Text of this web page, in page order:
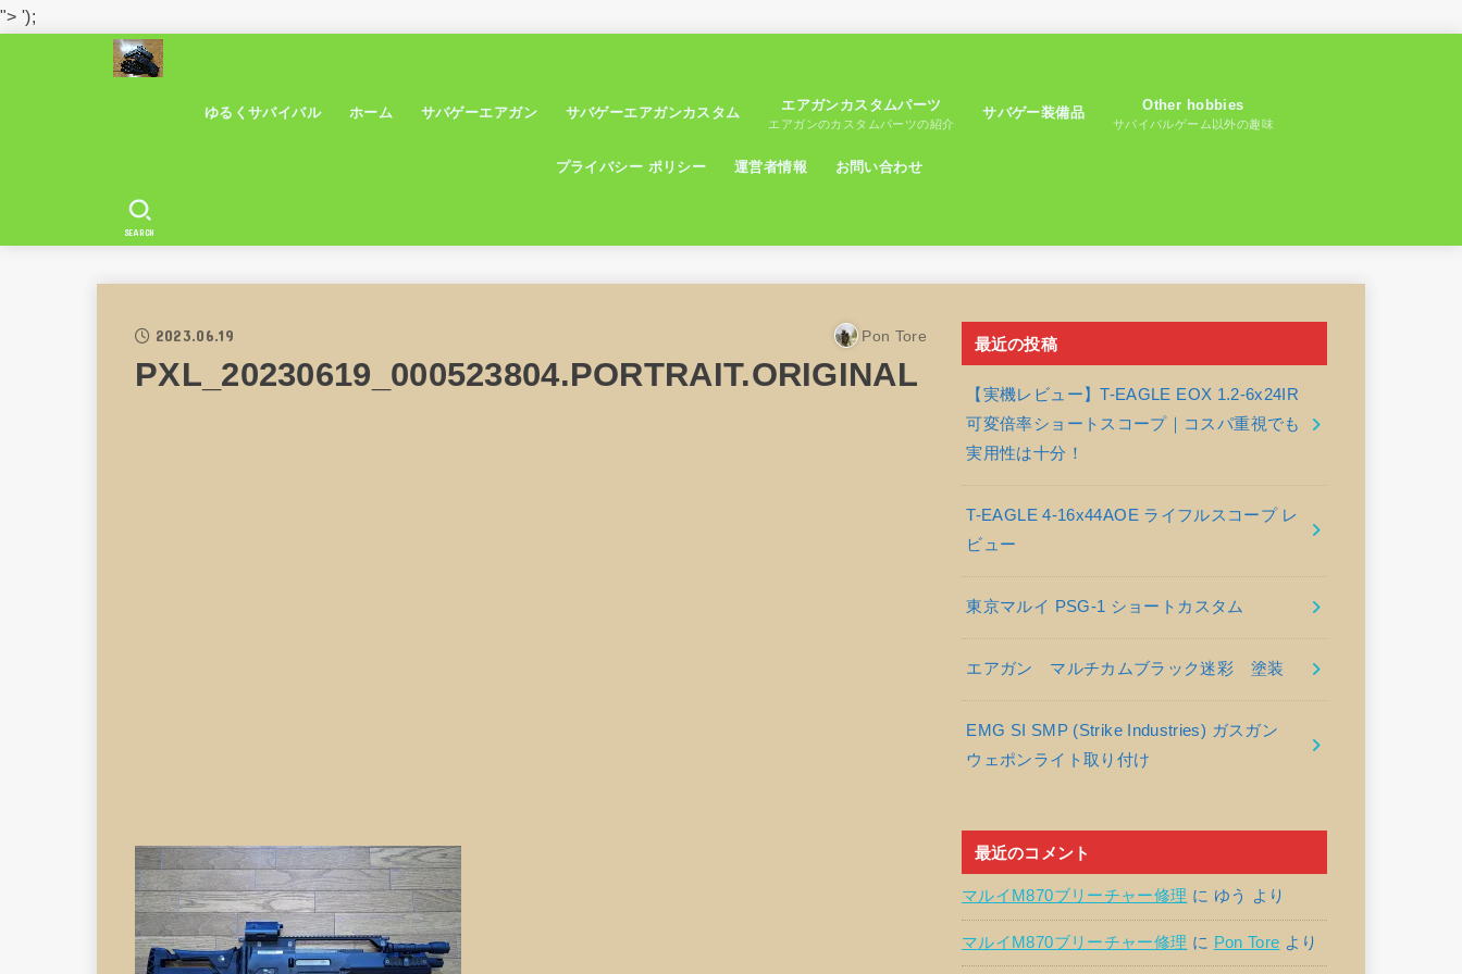
"> ');
ゆるくサバイバル ホーム サバゲーエアガン サバゲーエアガンカスタム エアガンカスタムパーツ
エアガンのカスタムパーツの紹介
サバゲー装備品 Other hobbies
サバイバルゲーム以外の趣味
プライバシー ポリシー 運営者情報 お問い合わせ
SEARCH
2023.06.19 Pon Tore
PXL_20230619_000523804.PORTRAIT.ORIGINAL
最近の投稿
【実機レビュー】T-EAGLE EOX 1.2-6x24IR
可変倍率ショートスコープ｜コスパ重視でも
実用性は十分！
T-EAGLE 4-16x44AOE ライフルスコープ レ
ビュー
東京マルイ PSG-1 ショートカスタム
エアガン マルチカムブラック迷彩 塗装
EMG SI SMP (Strike Industries) ガスガン
ウェポンライト取り付け
最近のコメント
マルイM870ブリーチャー修理 に ゆう より
マルイM870ブリーチャー修理 に Pon Tore より